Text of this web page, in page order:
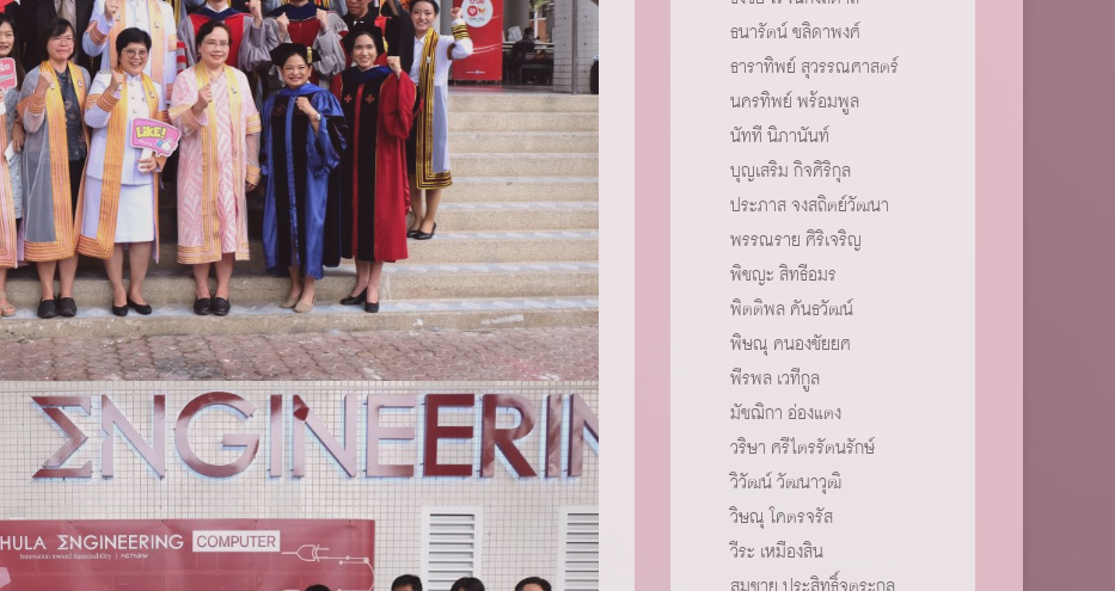
ธนารัตน์ ชลิดาพงศ์
ธาราทิพย์ สุวรรณศาสตร์
นครทิพย์ พร้อมพูล
นัทที นิภานันท์
บุญเสริม กิจศิริกุล
ประภาส จงสถิตย์วัฒนา
พรรณราย ศิริเจริญ
พิชญะ สิทธีอมร
พิตติพล คันธวัฒน์
พิษณุ คนองชัยยศ
พีรพล เวทีกูล
มัชฌิกา อ่องแตง
วริษา ศรีไตรรัตนรักษ์
วิวัฒน์ วัฒนาวุฒิ
วิษณุ โคตรจรัส
วีระ เหมืองสิน